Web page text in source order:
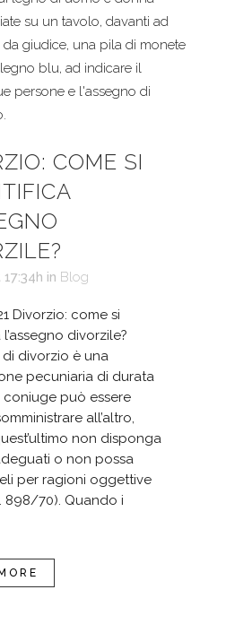
COME SI
in Blog
Divorzio: come si
divorzile?
di divorzio è una
pecuniaria di durata
coniuge può essere
all’altro,
non disponga
o non possa
per ragioni oggettive
898/70). Quando i